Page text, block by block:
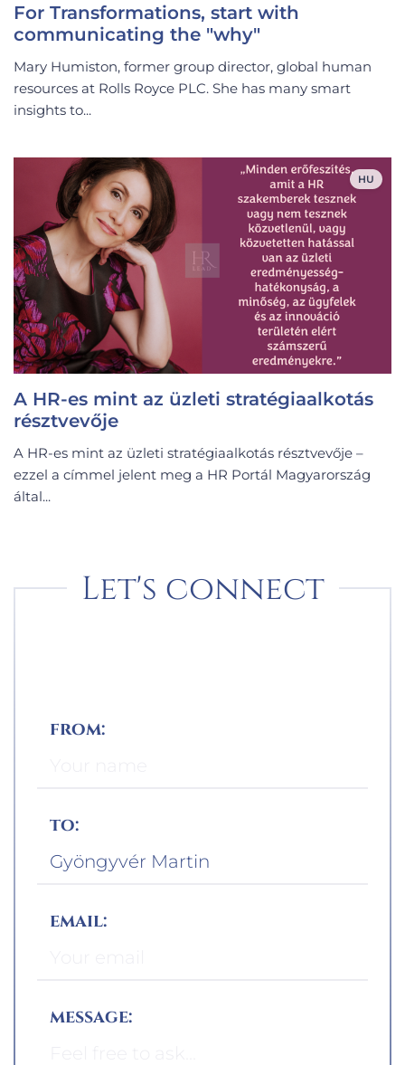
For Transformations, start with
communicating the "why"
Mary Humiston, former group director, global human
resources at Rolls Royce PLC. She has many smart
insights to...
HU
A HR-es mint az üzleti stratégiaalkotás
résztvevője
A HR-es mint az üzleti stratégiaalkotás résztvevője –
ezzel a címmel jelent meg a HR Portál Magyarország
által...
Let's connect
from:
to:
email:
message: